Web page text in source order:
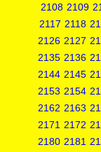
2108 2109
2117 2118
2126 2127
2135 2136
2144 2145
2153 2154
2162 2163
2171 2172
2180 2181